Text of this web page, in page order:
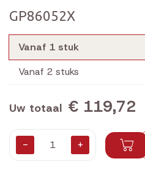
GP86052X
Vanaf 1 stuk
Vanaf 2 stuks
Uw totaal € 119,72
- +